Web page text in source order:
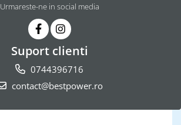
Urmareste-ne in social media
Suport clienti
0744396716
contact@bestpower.ro